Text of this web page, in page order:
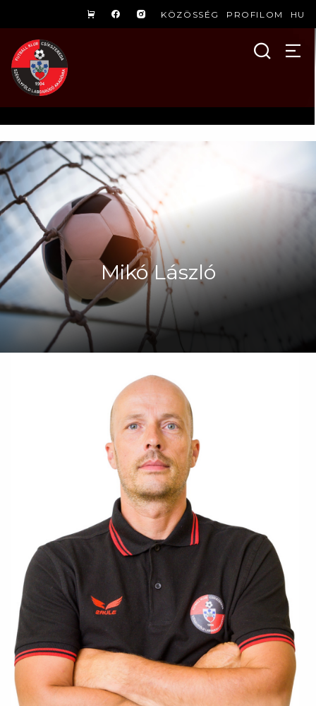
KÖZÖSSÉG PROFILOM HU
Mikó László